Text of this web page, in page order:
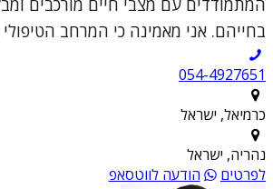
בחייהם. אני מאמינה כי המרחב
054-4927651
כרמיאל, ישראל
נהריה, ישראל
לפרטים
הודעה לווטסאפ